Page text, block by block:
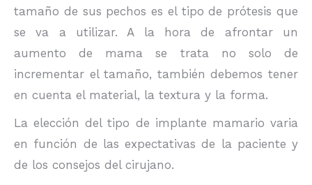
tamaño de sus pechos es el tipo de prótesis que
se va a utilizar. A la hora de afrontar un
aumento de mama se trata no solo de
incrementar el tamaño, también debemos tener
en cuenta el material, la textura y la forma.
La elección del tipo de implante mamario varia
en función de las expectativas de la paciente y
de los consejos del cirujano.